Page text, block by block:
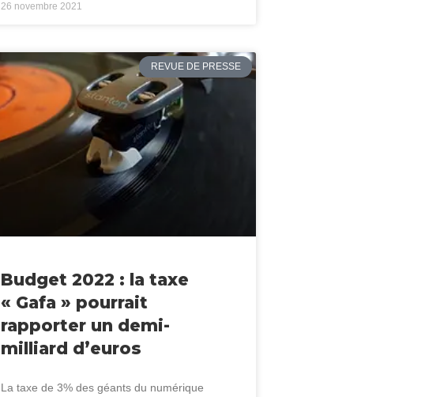
26 novembre 2021
REVUE DE PRESSE
Budget 2022 : la taxe
« Gafa » pourrait
rapporter un demi-
milliard d’euros
La taxe de 3% des géants du numérique